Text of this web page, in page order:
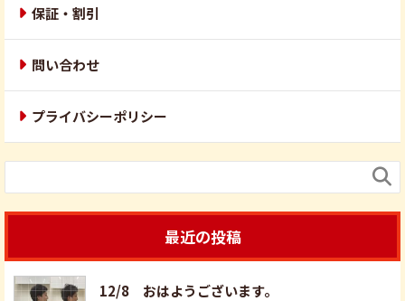
保証・割引
問い合わせ
プライバシーポリシー

最近の投稿
12/8 おはようございます。